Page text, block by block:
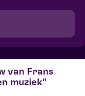
van Frans
muziek